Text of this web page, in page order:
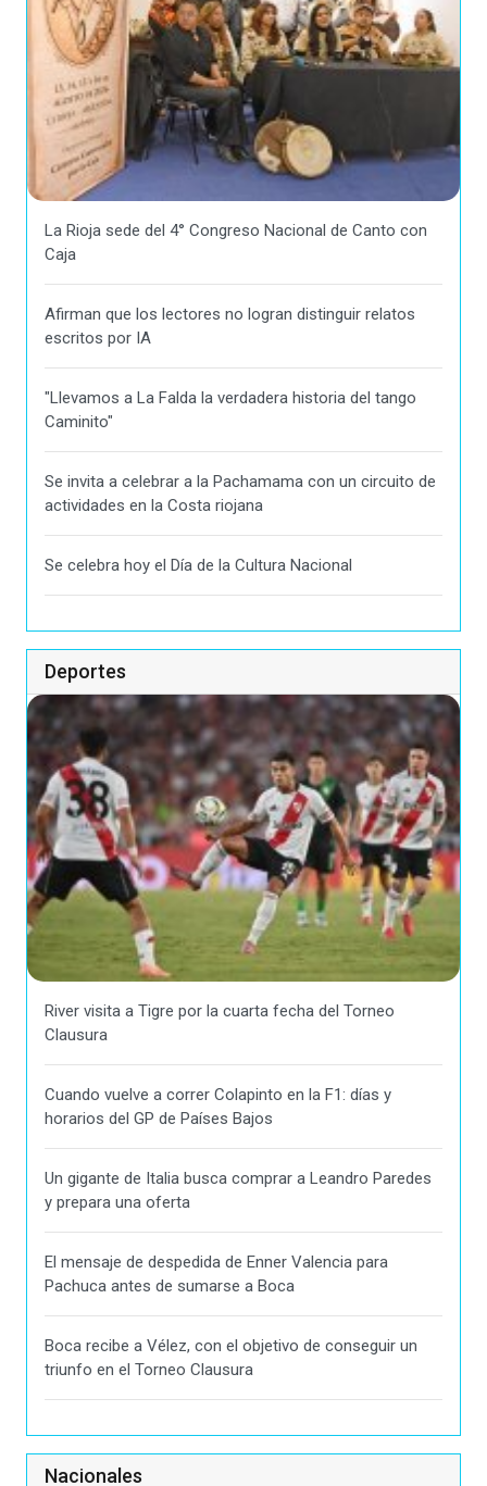
La Rioja sede del 4° Congreso Nacional de Canto con
Caja
Afirman que los lectores no logran distinguir relatos
escritos por IA
"Llevamos a La Falda la verdadera historia del tango
Caminito"
Se invita a celebrar a la Pachamama con un circuito de
actividades en la Costa riojana
Se celebra hoy el Día de la Cultura Nacional
Deportes
River visita a Tigre por la cuarta fecha del Torneo
Clausura
Cuando vuelve a correr Colapinto en la F1: días y
horarios del GP de Países Bajos
Un gigante de Italia busca comprar a Leandro Paredes
y prepara una oferta
El mensaje de despedida de Enner Valencia para
Pachuca antes de sumarse a Boca
Boca recibe a Vélez, con el objetivo de conseguir un
triunfo en el Torneo Clausura
Nacionales